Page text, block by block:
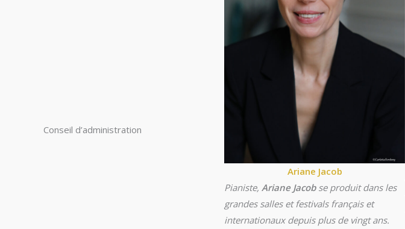
Conseil d’administration
Ariane Jacob
Pianiste, Ariane Jacobse produit dans les
grandes salles et festivals français et
internationaux depuis plus de vingt ans.